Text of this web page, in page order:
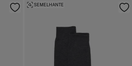
SEMELHANTE